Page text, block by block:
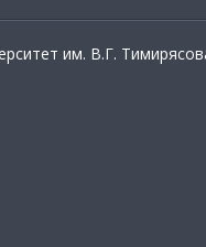
им. В.Г.